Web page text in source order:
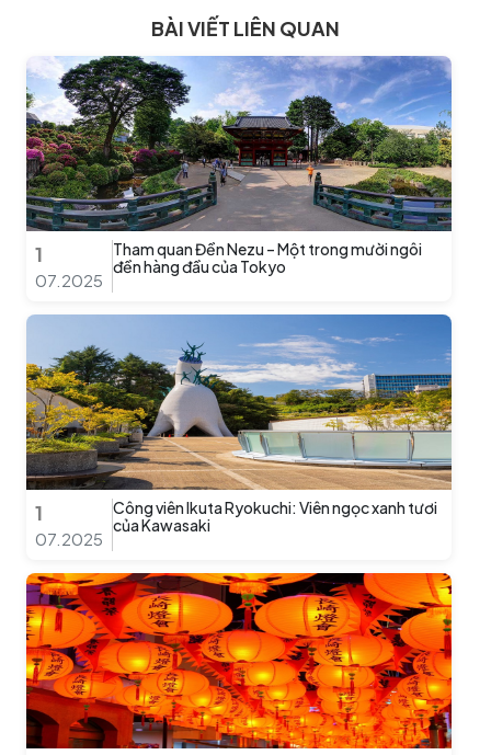
BÀI VIẾT LIÊN QUAN
1
07.2025
Tham quan Đền Nezu – Một trong mười ngôi
đền hàng đầu của Tokyo
1
07.2025
Công viên Ikuta Ryokuchi: Viên ngọc xanh tươi
của Kawasaki